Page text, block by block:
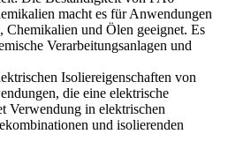
macht es für Anwendungen
und Ölen geeignet. Es
Verarbeitungsanlagen und
Isoliereigenschaften von
die eine elektrische
Verwendung in elektrischen
und isolierenden